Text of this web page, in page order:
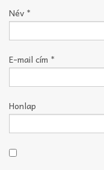
Név *
E-mail cím *
Honlap